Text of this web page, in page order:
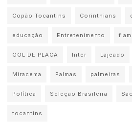
Copão Tocantins Corinthians
educação Entretenimento
GOL DE PLACA Inter Lajeado
Miracema Palmas palmeiras
Política Seleção Brasileira
tocantins